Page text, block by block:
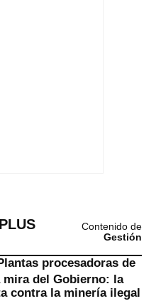
Contenido de
Gestión
procesadoras de
mira del Gobierno: la
contra la minería ilegal